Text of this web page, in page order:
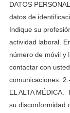
DATOS
datos de
Indique su
actividad laboral.
número de móvil y
contactar con
comunicaciones.
EL ALTA
su disconformidad